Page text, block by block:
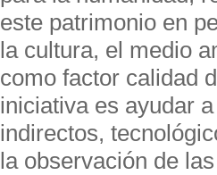
este patrimonio en
la cultura, el medio
como factor calidad
iniciativa es ayudar
indirectos,
la observación de